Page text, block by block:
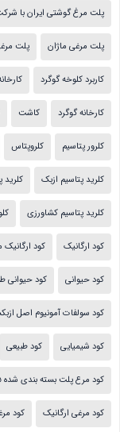
پلت مرغ گوشتی ایران با
پلت مرغی ماژان پلت
کاربرد کلوخه گوگرد
کارخانه گوگرد کاشت
کلرور پتاسیم کلروپتاس
کلرید پتاسیم ازبک کلرید
کلرید پتاسیم کشاورزی
کود ارگانیک کود
کود حیوانی کود حیوانی
کود سولفات آمونیوم اصل
کود شیمیایی کود طبیعی
کود مرع پلت بسته بندی شده 25 کیلویی
کود مرغی ارگانیک کود